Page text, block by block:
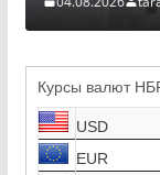
Курсы валют